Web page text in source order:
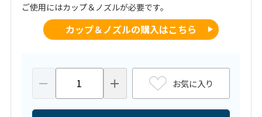
ご使用にはカップ＆ノズルが必要です。
カップ＆ノズルの購入はこちら
お気に入り